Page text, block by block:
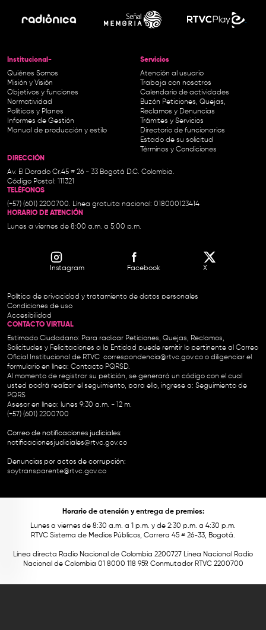
Institucional-
Quiénes Somos
Misión y Visión
Objetivos y funciones
Normatividad
Políticas y Planes
Informes de Gestión
Manual de producción y estilo
Servicios
Atención al usuario
Trabaja con nosotros
Calendario de actividades
Buzón Peticiones, Quejas,
Reclamos y Denuncias
Trámites y Servicios
Directorio de funcionarios
Estado de su solicitud
Términos y Condiciones
DIRECCIÓN
Av. El Dorado Cr.45 # 26 - 33 Bogotá D.C. Colombia.
Código Postal: 111321
TELÉFONOS
(+57) (601) 2200700. Línea gratuita nacional: 018000123414
HORARIO DE ATENCIÓN
Lunes a viernes de 8:00 a.m. a 5:00 p.m.
Instagram Facebook X
Política de privacidad y tratamiento de datos personales
Condiciones de uso
Accesibilidad
CONTACTO VIRTUAL
Estimado Ciudadano: Para radicar Peticiones, Quejas, Reclamos,
Solicitudes y Felicitaciones a la Entidad puede remitir lo pertinente al Correo
Oficial Institucional de RTVC correspondencia@rtvc.gov.co o diligenciar el
formulario en línea: Contacto PQRSD.
Al momento de registrar su petición, se generará un código con el cual
usted podrá realizar el seguimiento, para ello, ingrese a: Seguimiento de
PQRS
Asesor en línea: lunes 9:30 a.m. - 12 m.
(+57) (601) 2200700
Correo de notificaciones judiciales:
notificacionesjudiciales@rtvc.gov.co
Denuncias por actos de corrupción:
soytransparente@rtvc.gov.co
Horario de atención y entrega de premios:
Lunes a viernes de 8:30 a.m. a 1 p.m. y de 2:30 p.m. a 4:30 p.m.
RTVC Sistema de Medios Públicos, Carrera 45 # 26-33, Bogotá.
Línea directa Radio Nacional de Colombia 2200727 Línea Nacional Radio
Nacional de Colombia 01 8000 118 959. Conmutador RTVC 2200700